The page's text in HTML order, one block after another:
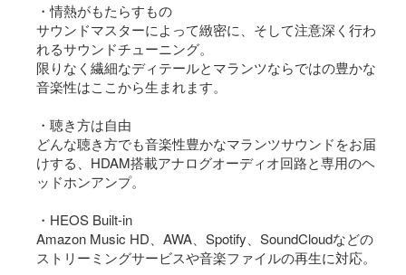
・情熱がもたらすもの
サウンドマスターによって緻密に、そして注意深く行わ
れるサウンドチューニング。
限りなく繊細なディテールとマランツならではの豊かな
音楽性はここから生まれます。
・聴き方は自由
どんな聴き方でも音楽性豊かなマランツサウンドをお届
けする、HDAM搭載アナログオーディオ回路と専用のヘ
ッドホンアンプ。
・HEOS Built-in
Amazon Music HD、AWA、Spotify、SoundCloudなどの
ストリーミングサービスや音楽ファイルの再生に対応。